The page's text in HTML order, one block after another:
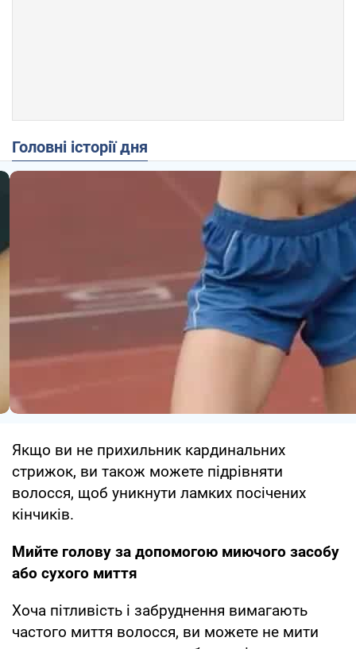
Головні історії дня
Якщо ви не прихильник кардинальних
стрижок, ви також можете підрівняти
волосся, щоб уникнути ламких посічених
кінчиків.
Мийте голову за допомогою миючого засобу
або сухого миття
Хоча пітливість і забруднення вимагають
частого миття волосся, ви можете не мити